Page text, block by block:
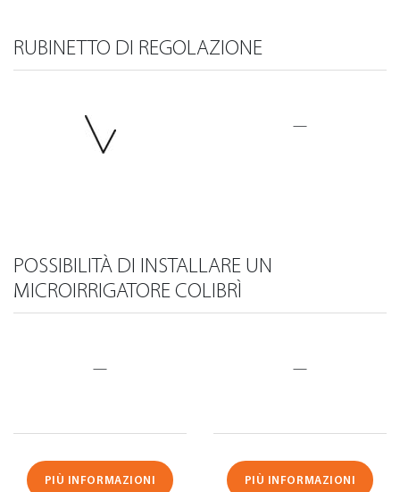
RUBINETTO DI REGOLAZIONE
—
POSSIBILITÀ DI INSTALLARE UN
MICROIRRIGATORE COLIBRÌ
— —
PIÙ INFORMAZIONI PIÙ INFORMAZIONI